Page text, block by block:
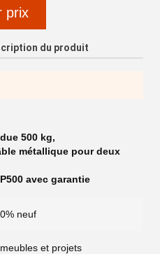
prix
du produit
500 kg,
métallique pour deux
avec garantie
neuf
et projets